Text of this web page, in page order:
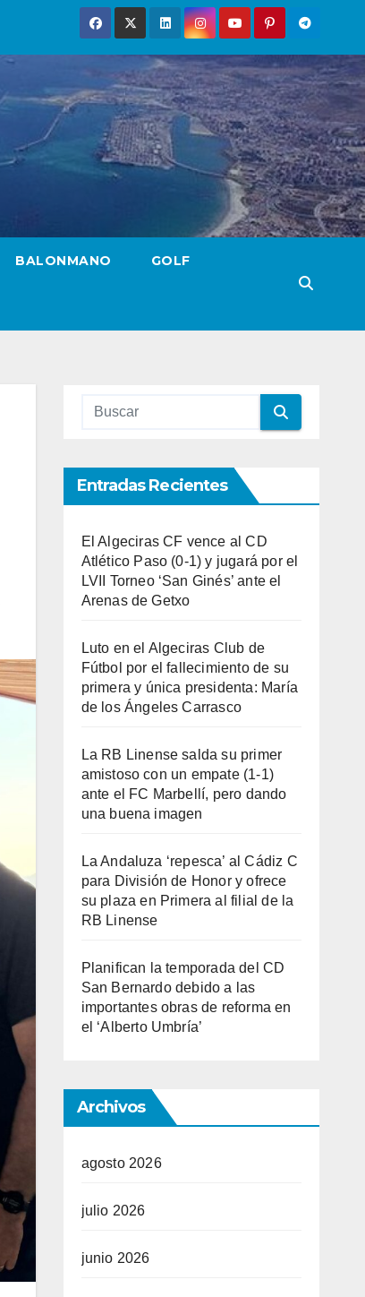
BALONMANO GOLF
Entradas Recientes
El Algeciras CF vence al CD
Atlético Paso (0-1) y jugará por el
LVII Torneo ‘San Ginés’ ante el
Arenas de Getxo
Luto en el Algeciras Club de
Fútbol por el fallecimiento de su
primera y única presidenta: María
de los Ángeles Carrasco
La RB Linense salda su primer
amistoso con un empate (1-1)
ante el FC Marbellí, pero dando
una buena imagen
La Andaluza ‘repesca’ al Cádiz C
para División de Honor y ofrece
su plaza en Primera al filial de la
RB Linense
Planifican la temporada del CD
San Bernardo debido a las
importantes obras de reforma en
el ‘Alberto Umbría’
Archivos
agosto 2026
julio 2026
junio 2026